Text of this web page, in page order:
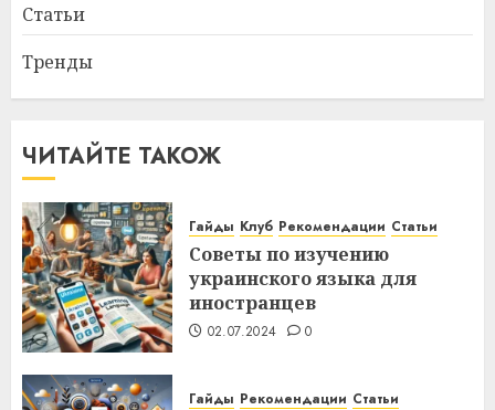
Статьи
Тренды
ЧИТАЙТЕ ТАКОЖ
Гайды Клуб Рекомендации Статьи
Советы по изучению
украинского языка для
иностранцев
02.07.2024 0
Гайды Рекомендации Статьи